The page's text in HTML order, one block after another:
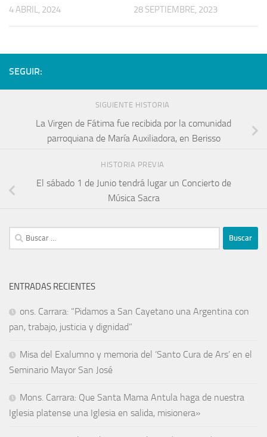
4 ABRIL, 2024 28 SEPTIEMBRE, 2023
SEGUIR:
SIGUIENTE HISTORIA
La Virgen de Fátima fue recibida por la comunidad
parroquiana de María Auxiliadora, en Berisso
HISTORIA PREVIA
El sábado 1 de Junio tendrá lugar un Concierto de
Música Sacra
ENTRADAS RECIENTES
ons. Carrara: “Pidamos a San Cayetano una Argentina con
pan, trabajo, justicia y dignidad”
Misa del Exalumno y memoria del ‘Santo Cura de Ars’ en el
Seminario Mayor San José
Mons. Carrara: Que Santa Mama Antula haga de nuestra
Iglesia platense una Iglesia en salida, misionera»